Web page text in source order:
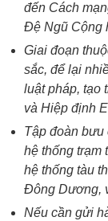
đến Cách
Đệ Ngũ Cộng
Giai đoạn
sắc, để lại
luật pháp, tạo
và Hiệp định
Tập đoàn bưu
hệ thống trạm
hệ thống tàu
Đông Dương,
Nếu cần gửi